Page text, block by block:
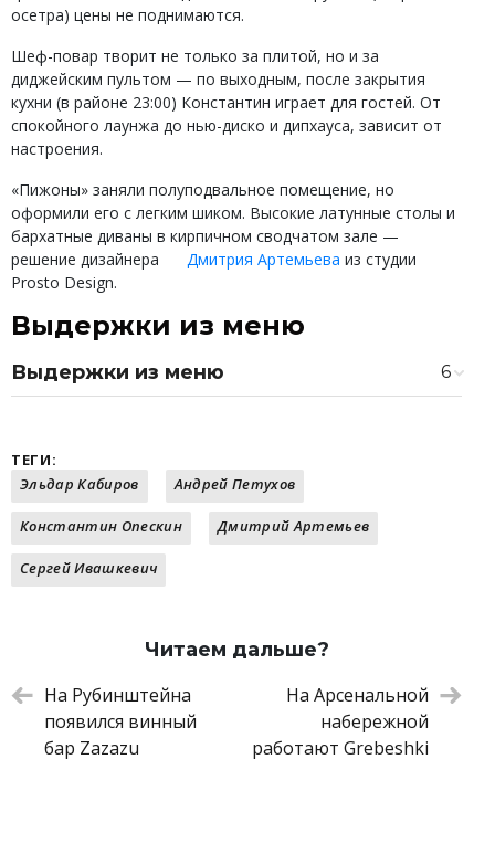
осетра) цены не поднимаются.
Шеф-повар творит не только за плитой, но и за
диджейским пультом — по выходным, после закрытия
кухни (в районе 23:00) Константин играет для гостей. От
спокойного лаунжа до нью-диско и дипхауса, зависит от
настроения.
«Пижоны» заняли полуподвальное помещение, но
оформили его с легким шиком. Высокие латунные столы и
бархатные диваны в кирпичном сводчатом зале —
решение дизайнера
Дмитрия Артемьева из студии
Prosto Design.
Выдержки из меню
Выдержки из меню
6
Дыня «Болло» с пармской ветчиной и
маслом из копченой паприки
карри
и острой карамелью из граната
Маття ганаш с ревенем, базиликом и
ТЕГИ:
Эльдар Кабиров
Андрей Петухов
Константин Опескин Дмитрий Артемьев
Сергей Ивашкевич
Читаем дальше?
На Рубинштейна
появился винный
бар Zazazu
На Арсенальной
набережной
работают Grebeshki